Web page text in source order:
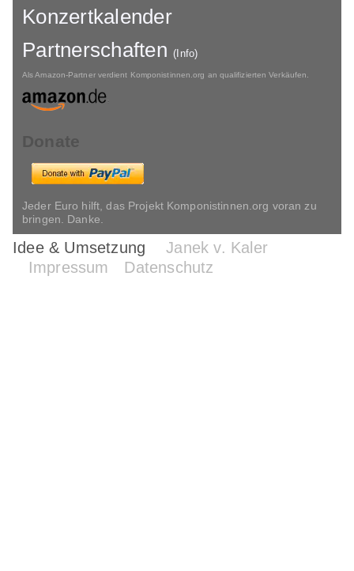
Konzertkalender
Partnerschaften(Info)
Als Amazon-Partner verdient Komponistinnen.org an qualifizierten Verkäufen.
Donate
Jeder Euro hilft, das Projekt Komponistinnen.org voran zu
bringen. Danke.
Idee & Umsetzung
Janek v. Kaler
Impressum
Datenschutz